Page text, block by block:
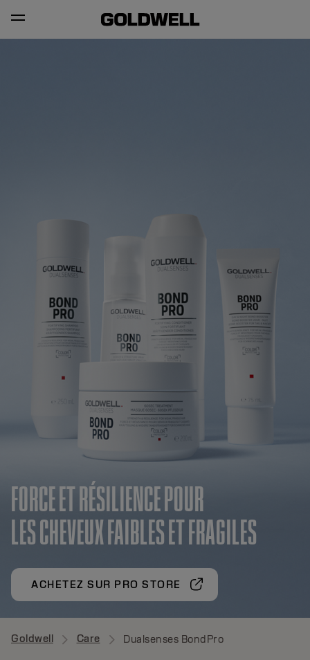
FORCE ET RÉSILIENCE POUR
LES CHEVEUX FAIBLES ET FRAGILES
ACHETEZ SUR PRO STORE
Goldwell Care Dualsenses BondPro